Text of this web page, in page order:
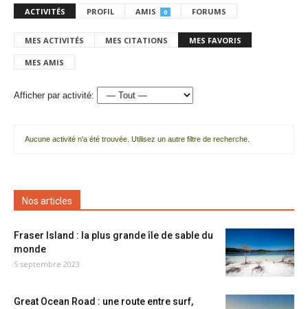
ACTIVITÉS PROFIL AMIS 0 FORUMS
MES ACTIVITÉS MES CITATIONS MES FAVORIS
MES AMIS
Afficher par activité:
Aucune activité n'a été trouvée. Utilisez un autre filtre de recherche.
Nos articles
Fraser Island : la plus grande île de sable du
monde
5 septembre 2023
Great Ocean Road : une route entre surf,